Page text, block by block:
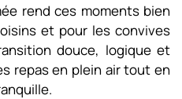
rend ces moments bien
et pour les convives
douce, logique et
repas en plein air tout en